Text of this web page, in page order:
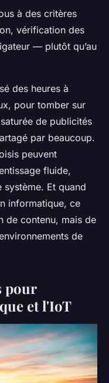
à des critères
vérification des
— plutôt qu’au
des heures à
pour tomber sur
de publicités
par beaucoup.
peuvent
fluide,
Et quand
informatique, ce
de contenu, mais de
de
pour
et l'IoT